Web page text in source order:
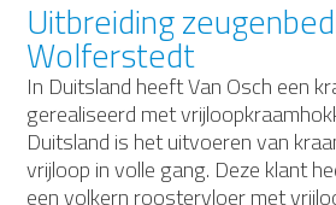
Uitbreiding
Wolferstedt
In Duitsland heeft Van Osch een
gerealiseerd met
Duitsland is het uitvoeren van
vrijloop in volle gang. Deze klant